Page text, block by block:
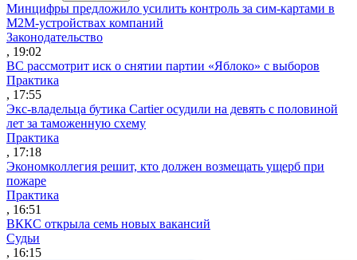
Минцифры предложило усилить контроль за сим-картами в
M2M-устройствах компаний
Законодательство
, 19:02
ВС рассмотрит иск о снятии партии «Яблоко» с выборов
Практика
, 17:55
Экс-владельца бутика Cartier осудили на девять с половиной
лет за таможенную схему
Практика
, 17:18
Экономколлегия решит, кто должен возмещать ущерб при
пожаре
Практика
, 16:51
ВККС открыла семь новых вакансий
Судьи
, 16:15